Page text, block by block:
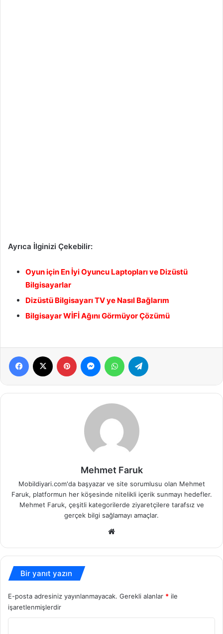
Ayrıca İlginizi Çekebilir:
Oyun için En İyi Oyuncu Laptopları ve Dizüstü
Bilgisayarlar
Dizüstü Bilgisayarı TV ye Nasıl Bağlarım
Bilgisayar WİFİ Ağını Görmüyor Çözümü
Facebook Pinterest MessengerWhatsApp
Mehmet Faruk
Mobildiyari.com'da başyazar ve site sorumlusu olan Mehmet
Faruk, platformun her köşesinde nitelikli içerik sunmayı hedefler.
Mehmet Faruk, çeşitli kategorilerde ziyaretçilere tarafsız ve
gerçek bilgi sağlamayı amaçlar.
Bir yanıt yazın
E-posta adresiniz yayınlanmayacak. Gerekli alanlar * ile
işaretlenmişlerdir